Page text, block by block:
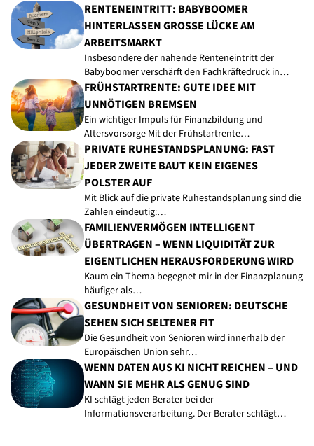
RENTENEINTRITT: BABYBOOMER
HINTERLASSEN GROSSE LÜCKE AM A
RBEITSMARKT
Insbesondere der nahende Renteneintritt der
Babyboomer verschärft den Fachkräftedruck in…
FRÜHSTARTRENTE: GUTE IDEE MIT
UNNÖTIGEN BREMSEN
Ein wichtiger Impuls für Finanzbildung und
Altersvorsorge Mit der Frühstartrente…
PRIVATE RUHESTANDSPLANUNG: FAST
JEDER ZWEITE BAUT KEIN EIGENES
POLSTER AUF
Mit Blick auf die private Ruhestandsplanung sind die
Zahlen eindeutig:…
FAMILIENVERMÖGEN INTELLIGENT
ÜBERTRAGEN – WENN LIQUIDITÄT ZUR
EIGENTLICHEN HERAUSFORDERUNG WIRD
Kaum ein Thema begegnet mir in der Finanzplanung
häufiger als…
GESUNDHEIT VON SENIOREN: DEUTSCHE
SEHEN SICH SELTENER FIT
Die Gesundheit von Senioren wird innerhalb der
Europäischen Union sehr…
WENN DATEN AUS KI NICHT REICHEN – UND
WANN SIE MEHR ALS GENUG SIND
KI schlägt jeden Berater bei der
Informationsverarbeitung. Der Berater schlägt…